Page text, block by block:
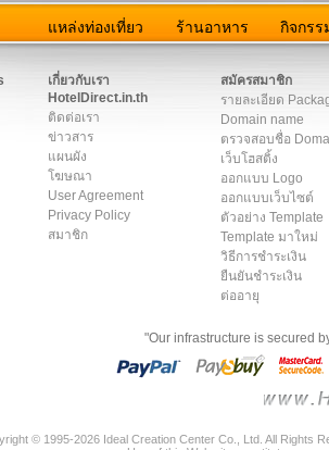
แหล่งท่องเที่ยว ร้านอาหาร กิจกรร
เกี่ยวกับเรา
HotelDirect.in.th
ติดต่อเรา
ข่าวสาร
แผนผัง
โฆษณา
User Agreement
Privacy Policy
สมาชิก
สมัครสมาชิก
รายละเอียด
Domain name
ตรวจสอบชื่อ
เว็บโฮสติ้ง
ออกแบบ Logo
ออกแบบเว็บไซต์
ตัวอย่าง Template
Template มาใหม่
วิธีการชำระเงิน
ยืนยันชำระเงิน
ต่ออายุ
"Our infrastructure is secured
© 1995-2026 Ideal Creation Center Co., Ltd. All Rights